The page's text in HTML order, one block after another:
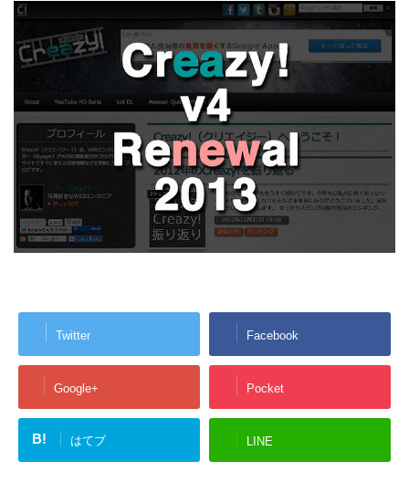
Twitter Facebook
Google+ Pocket
B! はてブ LINE